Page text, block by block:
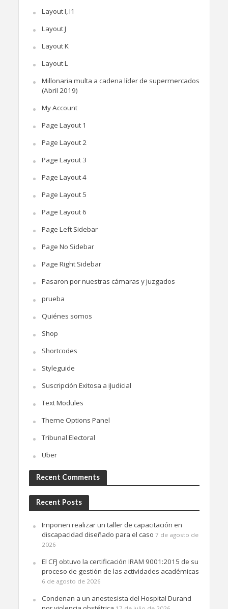
Layout I, I1
Layout J
Layout K
Layout L
Millonaria multa a cadena líder de supermercados
(Abril 2019)
My Account
Page Layout 1
Page Layout 2
Page Layout 3
Page Layout 4
Page Layout 5
Page Layout 6
Page Left Sidebar
Page No Sidebar
Page Right Sidebar
Pasaron por nuestras cámaras y juzgados
prueba
Quiénes somos
Shop
Shortcodes
Styleguide
Suscripción Exitosa a iJudicial
Text Modules
Theme Options Panel
Tribunal Electoral
Uber
Recent Comments
Recent Posts
Imponen realizar un taller de capacitación en
discapacidad diseñado para el caso 7 de agosto de
2026
El CFJ obtuvo la certificación IRAM 9001:2015 de su
proceso de gestión de las actividades académicas
6 de agosto de 2026
Condenan a un anestesista del Hospital Durand